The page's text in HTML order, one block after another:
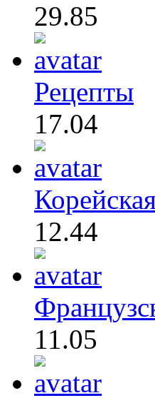
29.85
Рецепты
17.04
12.44
11.05